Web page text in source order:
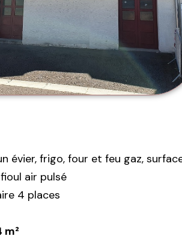
évier, frigo, four et feu gaz,
air pulsé
4 places